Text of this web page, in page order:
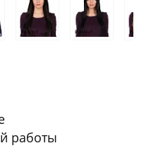
работы